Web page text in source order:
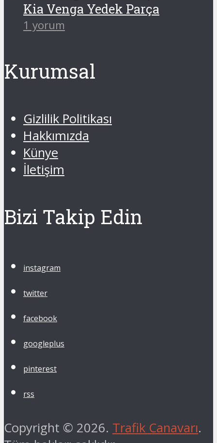
Kia Venga Yedek Parça
1 yorum
Kurumsal
Gizlilik Politikası
Hakkımızda
Künye
İletişim
Bizi Takip Edin
instagram
twitter
facebook
googleplus
pinterest
rss
Copyright © 2026. Trafik Canavarı.